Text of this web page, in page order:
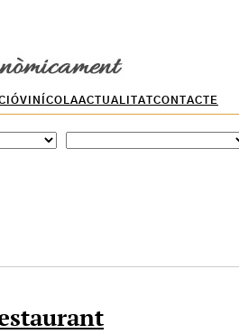
VINÍCOLAACTUALITATCONTACTE
Preus